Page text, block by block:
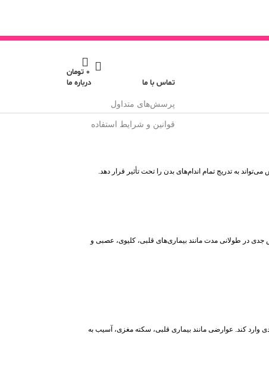
0 تومان
تماس با ما
پرسش‌های متداول
قوانین و شرایط استفاده
درباره ما
به تدریج تمام اندام‌های بدن را تحت تأثیر قرار دهد.
جدی در طولانی مدت مانند بیماری‌های قلبی، کلیوی، عصبی و
وارد کند. عوارضی مانند بیماری قلبی، سکته مغزی، آسیب به